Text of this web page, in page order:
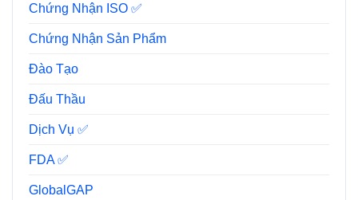
Chứng Nhận ISO ✅
Chứng Nhận Sản Phẩm
Đào Tạo
Đấu Thầu
Dịch Vụ ✅
FDA ✅
GlobalGAP